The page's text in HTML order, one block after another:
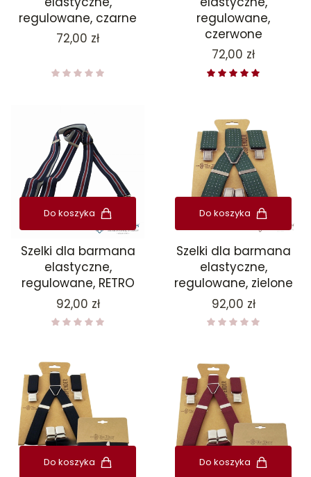
regulowane, czarne
Cena
72,00 zł
regulowane,
czerwone
Cena
72,00 zł
Do koszyka
Szelki dla barmana
elastyczne,
regulowane, RETRO
Cena
92,00 zł
Do koszyka
Szelki dla barmana
elastyczne,
regulowane, zielone
Cena
92,00 zł
Do koszyka Do koszyka